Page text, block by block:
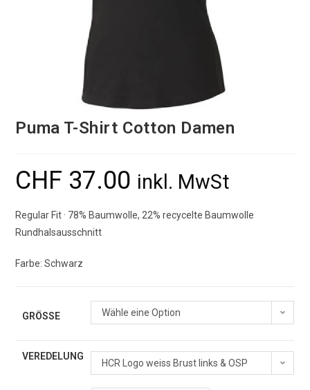
Puma T-Shirt Cotton Damen
CHF 37.00 inkl. MwSt
Regular Fit · 78% Baumwolle, 22% recycelte Baumwolle
Rundhalsausschnitt
Farbe: Schwarz
GRÖSSE Wähle eine Option
VEREDELUNG
HCR Logo weiss Brust links & OSP